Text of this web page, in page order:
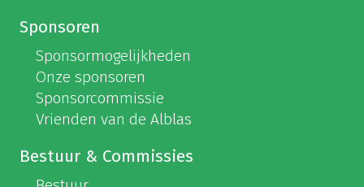
Sponsoren
Sponsormogelijkheden
Onze sponsoren
Sponsorcommissie
Vrienden van de Alblas
Bestuur & Commissies